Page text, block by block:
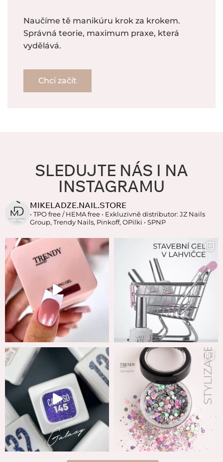
Naučíme tě manikúru krok za krokem.
Správná teorie, maximum praxe, která
vydělává.
Chci začít
SLEDUJTE NÁS I NA
INSTAGRAMU
MIKELADZE.NAIL.STORE
• TPO free / HEMA free • Exkluzivně distributor: JZ Nails
Group, Trendy Nails, Pinkoff, OPilki • SPNP